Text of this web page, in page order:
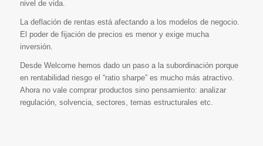
nivel de vida.
La deflación de rentas está afectando a los modelos de negocio.
El poder de fijación de precios es menor y exige mucha
inversión.
Desde Welcome hemos dado un paso a la subordinación porque
en rentabilidad riesgo el “ratio sharpe” es mucho más atractivo.
Ahora no vale comprar productos sino pensamiento: analizar
regulación, solvencia, sectores, temas estructurales etc.